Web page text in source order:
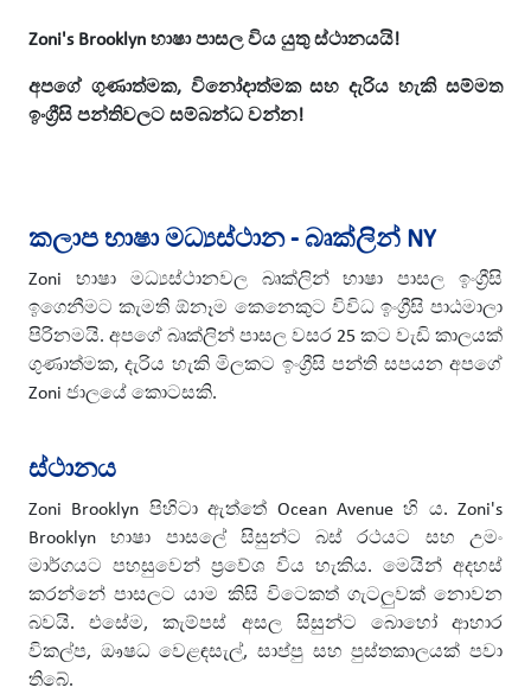
Zoni's Brooklyn භාෂා පාසල විය යුතු ස්ථානයයි!
අපගේ ගුණාත්මක, විනෝදාත්මක සහ දැරිය හැකි සම්මත
ඉංග්‍රීසි පන්තිවලට සම්බන්ධ වන්න!
කලාප භාෂා මධ්‍යස්ථාන - බෘක්ලින් NY
Zoni භාෂා මධ්‍යස්ථානවල බෘක්ලින් භාෂා පාසල ඉංග්‍රීසි
ඉගෙනීමට කැමති ඕනෑම කෙනෙකුට විවිධ ඉංග්‍රීසි පාඨමාලා
පිරිනමයි. අපගේ බෘක්ලින් පාසල වසර 25 කට වැඩි කාලයක්
ගුණාත්මක, දැරිය හැකි මිලකට ඉංග්‍රීසි පන්ති සපයන අපගේ
Zoni ජාලයේ කොටසකි.
ස්ථානය
Zoni Brooklyn පිහිටා ඇත්තේ Ocean Avenue හි ය. Zoni's
Brooklyn භාෂා පාසලේ සිසුන්ට බස් රථයට සහ උමං
මාර්ගයට පහසුවෙන් ප්‍රවේශ විය හැකිය. මෙයින් අදහස්
කරන්නේ පාසලට යාම කිසි විටෙකත් ගැටලුවක් නොවන
බවයි. එසේම, කැම්පස් අසල සිසුන්ට බොහෝ ආහාර
විකල්ප, ඖෂධ වෙළඳසැල්, සාප්පු සහ පුස්තකාලයක් පවා
තිබේ.